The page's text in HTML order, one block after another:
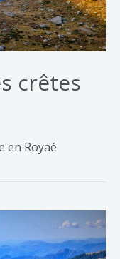
crêtes
en Royaé